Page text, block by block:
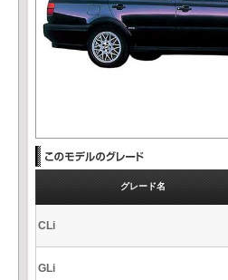
グレード名
CLi
GLi